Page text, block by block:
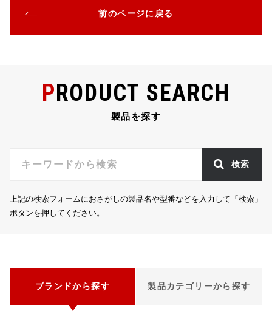
e
b
o
r
a
l
前のページに戻る
PRODUCT SEARCH
製品を探す
検索
上記の検索フォームにおさがしの製品名や型番などを入力して「検索」
ボタンを押してください。
ブランドから探す 製品カテゴリーから探す